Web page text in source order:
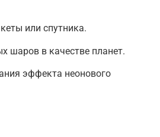
или спутника.
шаров в качестве планет.
эффекта неонового